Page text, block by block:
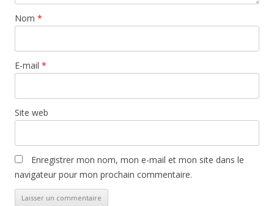
Nom *
E-mail *
Site web
Enregistrer mon nom, mon e-mail et mon site dans le
navigateur pour mon prochain commentaire.